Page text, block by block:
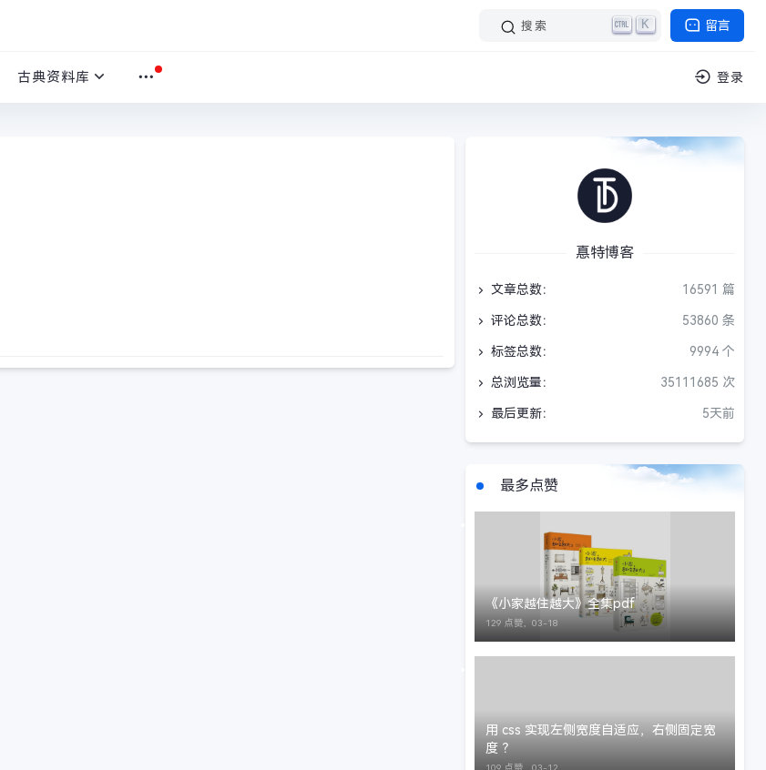
留言
搜索 K
古典资料库 登录
惪特博客
文章总数： 16591 篇
评论总数： 53860 条
标签总数： 9994 个
总浏览量： 35111685 次
最后更新： 5天前
最多点赞
《小家越住越大》全集pdf
129 点赞， 03-18
用 css 实现左侧宽度自适应，右侧固定宽
度 ？
109 点赞， 03-12